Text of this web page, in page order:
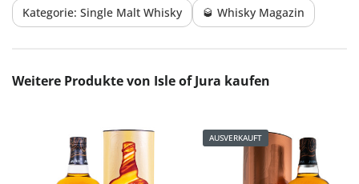
Kategorie: Single Malt Whisky 🥃 Whisky Magazin
Produktgalerie überspringen
Weitere Produkte von Isle of Jura kaufen
AUSVERKAUFT